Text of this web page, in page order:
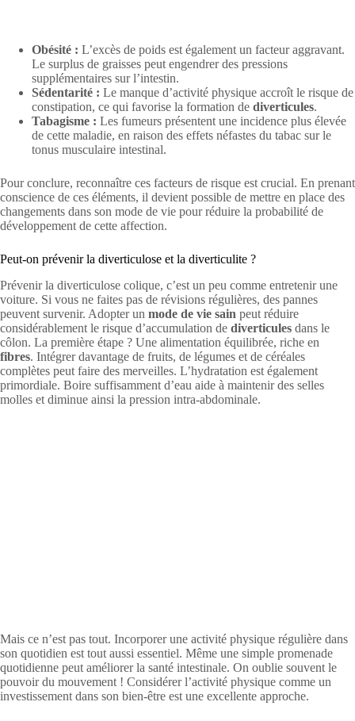
Obésité : L’excès de poids est également un facteur aggravant.
Le surplus de graisses peut engendrer des pressions
supplémentaires sur l’intestin.
Sédentarité : Le manque d’activité physique accroît le risque de
constipation, ce qui favorise la formation de diverticules.
Tabagisme : Les fumeurs présentent une incidence plus élevée
de cette maladie, en raison des effets néfastes du tabac sur le
tonus musculaire intestinal.
Pour conclure, reconnaître ces facteurs de risque est crucial. En prenant
conscience de ces éléments, il devient possible de mettre en place des
changements dans son mode de vie pour réduire la probabilité de
développement de cette affection.
Peut-on prévenir la diverticulose et la diverticulite ?
Prévenir la diverticulose colique, c’est un peu comme entretenir une
voiture. Si vous ne faites pas de révisions régulières, des pannes
peuvent survenir. Adopter un mode de vie sain peut réduire
considérablement le risque d’accumulation de diverticules dans le
côlon. La première étape ? Une alimentation équilibrée, riche en
fibres. Intégrer davantage de fruits, de légumes et de céréales
complètes peut faire des merveilles. L’hydratation est également
primordiale. Boire suffisamment d’eau aide à maintenir des selles
molles et diminue ainsi la pression intra-abdominale.
Mais ce n’est pas tout. Incorporer une activité physique régulière dans
son quotidien est tout aussi essentiel. Même une simple promenade
quotidienne peut améliorer la santé intestinale. On oublie souvent le
pouvoir du mouvement ! Considérer l’activité physique comme un
investissement dans son bien-être est une excellente approche.